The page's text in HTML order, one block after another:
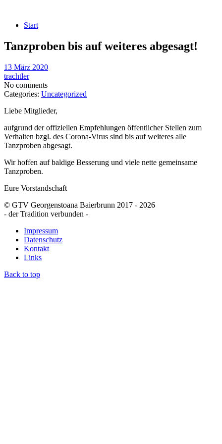
Start
Tanzproben bis auf weiteres abgesagt!
13 März 2020
trachtler
No comments
Categories: Uncategorized
Liebe Mitglieder,
aufgrund der offiziellen Empfehlungen öffentlicher Stellen zum
Verhalten bzgl. des Corona-Virus sind bis auf weiteres alle
Tanzproben abgesagt.
Wir hoffen auf baldige Besserung und viele nette gemeinsame
Tanzproben.
Eure Vorstandschaft
© GTV Georgenstoana Baierbrunn 2017 - 2026
- der Tradition verbunden -
Impressum
Datenschutz
Kontakt
Links
Back to top